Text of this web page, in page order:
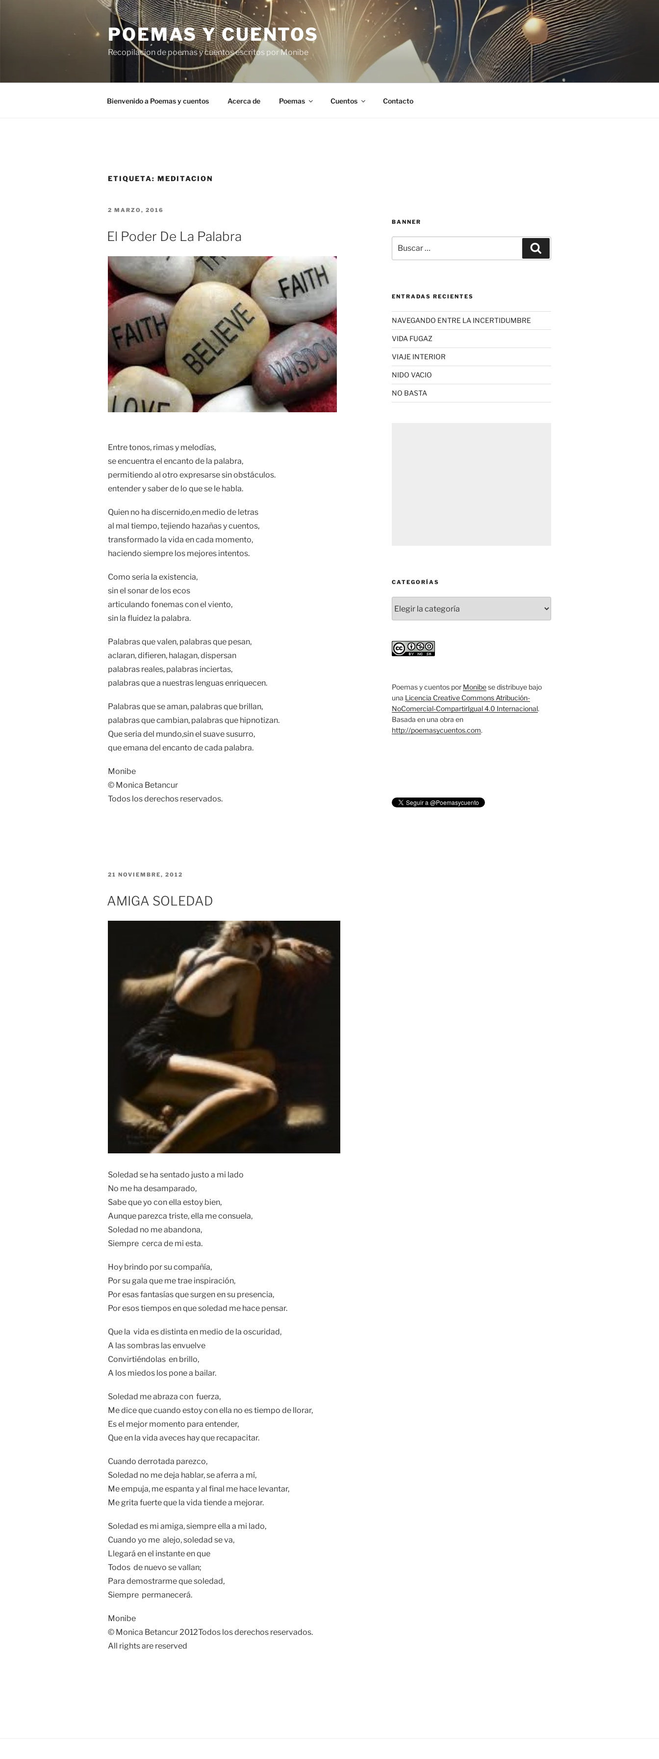
POEMAS Y CUENTOS
Recopilacion de poemas y cuentos escritos por Monibe
Bienvenido a Poemas y cuentos Acerca de Poemas Cuentos Contacto
ETIQUETA: MEDITACION
PUBLICADO
2 MARZO, 2016
El Poder De La Palabra
Entre tonos, rimas y melodías,
se encuentra el encanto de la palabra,
permitiendo al otro expresarse sin obstáculos.
entender y saber de lo que se le habla.
Quien no ha discernido,en medio de letras
al mal tiempo, tejiendo hazañas y cuentos,
transformado la vida en cada momento,
haciendo siempre los mejores intentos.
Como seria la existencia,
sin el sonar de los ecos
articulando fonemas con el viento,
sin la fluidez la palabra.
Palabras que valen, palabras que pesan,
aclaran, difieren, halagan, dispersan
palabras reales, palabras inciertas,
palabras que a nuestras lenguas enriquecen.
Palabras que se aman, palabras que brillan,
palabras que cambian, palabras que hipnotizan.
Que seria del mundo,sin el suave susurro,
que emana del encanto de cada palabra.
Monibe
© Monica Betancur
Todos los derechos reservados.
PUBLICADO
21 NOVIEMBRE, 2012
AMIGA SOLEDAD
Soledad se ha sentado justo a mi lado
No me ha desamparado,
Sabe que yo con ella estoy bien,
Aunque parezca triste, ella me consuela,
Soledad no me abandona,
Siempre cerca de mi esta.
Hoy brindo por su compañía,
Por su gala que me trae inspiración,
Por esas fantasías que surgen en su presencia,
Por esos tiempos en que soledad me hace pensar.
Que la vida es distinta en medio de la oscuridad,
A las sombras las envuelve
Convirtiéndolas en brillo,
A los miedos los pone a bailar.
Soledad me abraza con fuerza,
Me dice que cuando estoy con ella no es tiempo de llorar,
Es el mejor momento para entender,
Que en la vida aveces hay que recapacitar.
Cuando derrotada parezco,
Soledad no me deja hablar, se aferra a mí,
Me empuja, me espanta y al final me hace levantar,
Me grita fuerte que la vida tiende a mejorar.
Soledad es mi amiga, siempre ella a mi lado,
Cuando yo me alejo, soledad se va,
Llegará en el instante en que
Todos de nuevo se vallan;
Para demostrarme que soledad,
Siempre permanecerá.
Monibe
© Monica Betancur 2012Todos los derechos reservados.
All rights are reserved
BANNER
por:
ENTRADAS RECIENTES
NAVEGANDO ENTRE LA INCERTIDUMBRE
VIDA FUGAZ
VIAJE INTERIOR
NIDO VACIO
NO BASTA
CATEGORÍAS
Poemas y cuentospor Monibese distribuye bajo
una Licencia Creative Commons Atribución-
NoComercial-CompartirIgual 4.0 Internacional.
Basada en una obra en
http://poemasycuentos.com.